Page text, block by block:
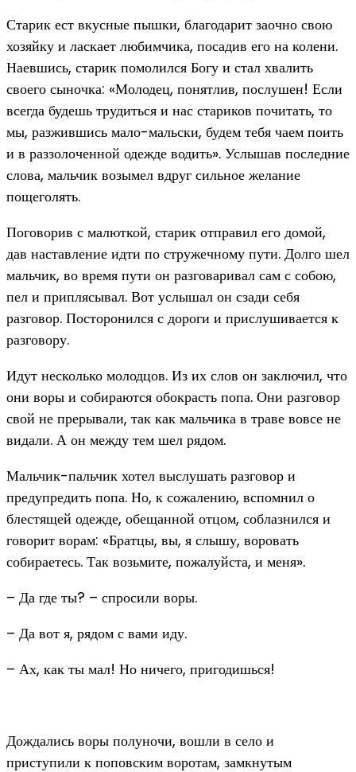
Старик ест вкусные пышки, благодарит заочно свою
хозяйку и ласкает любимчика, посадив его на колени.
Наевшись, старик помолился Богу и стал хвалить
своего сыночка: «Молодец, понятлив, послушен! Если
всегда будешь трудиться и нас стариков почитать, то
мы, разжившись мало-мальски, будем тебя чаем поить
и в раззолоченной одежде водить». Услышав последние
слова, мальчик возымел вдруг сильное желание
пощеголять.
Поговорив с малюткой, старик отправил его домой,
дав наставление идти по стружечному пути. Долго шел
мальчик, во время пути он разговаривал сам с собою,
пел и приплясывал. Вот услышал он сзади себя
разговор. Посторонился с дороги и прислушивается к
разговору.
Идут несколько молодцов. Из их слов он заключил, что
они воры и собираются обокрасть попа. Они разговор
свой не прерывали, так как мальчика в траве вовсе не
видали. А он между тем шел рядом.
Мальчик-пальчик хотел выслушать разговор и
предупредить попа. Но, к сожалению, вспомнил о
блестящей одежде, обещанной отцом, соблазнился и
говорит ворам: «Братцы, вы, я слышу, воровать
собираетесь. Так возьмите, пожалуйста, и меня».
– Да где ты? – спросили воры.
– Да вот я, рядом с вами иду.
– Ах, как ты мал! Но ничего, пригодишься!
Дождались воры полуночи, вошли в село и
приступили к поповским воротам, замкнутым